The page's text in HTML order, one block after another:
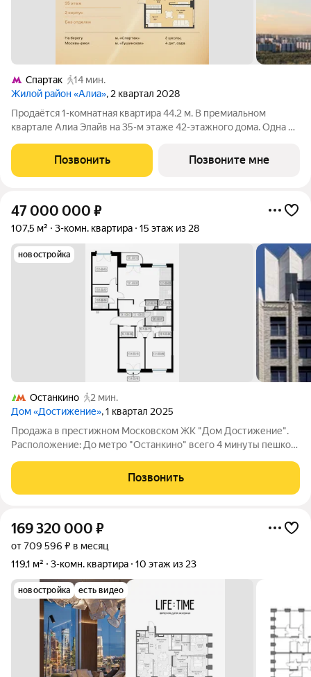
Спартак
14 мин.
Жилой район «Алиа», 2 квартал 2028
Продаётся 1-комнатная квартира 44.2 м. В премиальном
квартале Алиа Элайв на 35-м этаже 42-этажного дома. Одна из
премиальный квартал Алиа Элайв. Это две башни LIGHTHOUSE
от бюро APEX на первой
Позвонить Позвоните мне
47 000 000 ₽
107,5 м² 3-комн. квартира 15 этаж из 28
новостройка
Останкино
2 мин.
Дом «Достижение», 1 квартал 2025
Продажа в престижном Московском ЖК "Дом Достижение".
Расположение: До метро "Останкино" всего 4 минуты пешком,
пешей доступности находятся школы и детские сады. Рядом
также расположены
Позвонить
169 320 000 ₽
от 709 596 ₽ в месяц
119,1 м²
3-комн. квартира 10 этаж из 23
новостройка есть видео